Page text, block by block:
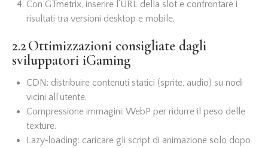
Con GTmetrix, inserire l’URL della slot e confrontare i
risultati tra versioni desktop e mobile.
2.2 Ottimizzazioni consigliate dagli
sviluppatori iGaming
CDN: distribuire contenuti statici (sprite, audio) su nodi
vicini all’utente.
Compressione immagini: WebP per ridurre il peso delle
texture.
Lazy‑loading: caricare gli script di animazione solo dopo